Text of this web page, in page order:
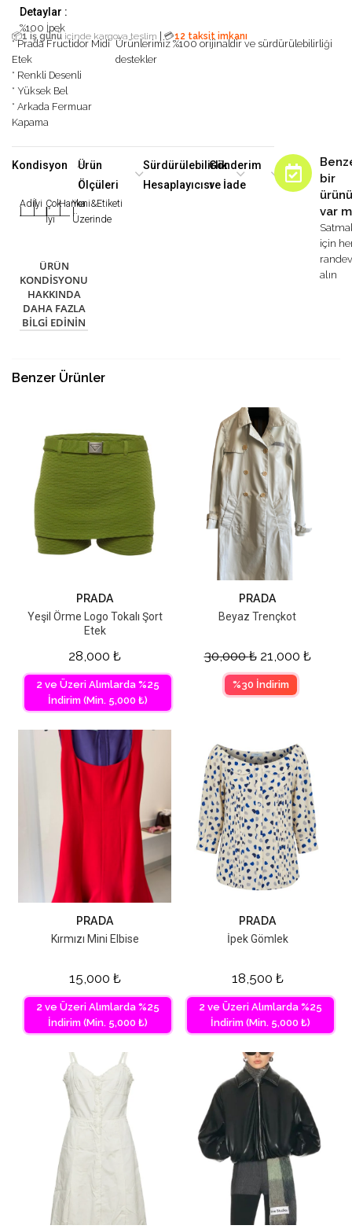
Detaylar :
%100 İpek
📦1 iş günü içinde kargoya teslim 💳12 taksit imkanı
* Prada Fructidor Midi
Etek
* Renkli Desenli
* Yüksek Bel
* Arkada Fermuar
Kapama
Ürünlerimiz %100 orijinaldir ve sürdürülebilirliği
destekler
Kondisyon
Adilİyi
|
Çok
İyi
Harika
|
Yeni&Etiketi
Üzerinde
ÜRÜN
KONDISYONU
HAKKINDA
DAHA FAZLA
BILGI EDININ
Ürün
Ölçüleri
Sürdürülebilirlik
Hesaplayıcısı
Gönderim
ve İade
bir
var
için
alın
Benzer Ürünler
PRADA
Yeşil Örme Logo Tokalı Şort
Etek
28,000 ₺
2 ve Üzeri Alımlarda %25
İndirim (Min. 5,000 ₺)
PRADA
Beyaz Trençkot
30,000₺ 21,000 ₺
%30 İndirim
PRADA
Kırmızı Mini Elbise
15,000 ₺
2 ve Üzeri Alımlarda %25
İndirim (Min. 5,000 ₺)
PRADA
İpek Gömlek
18,500 ₺
2 ve Üzeri Alımlarda %25
İndirim (Min. 5,000 ₺)